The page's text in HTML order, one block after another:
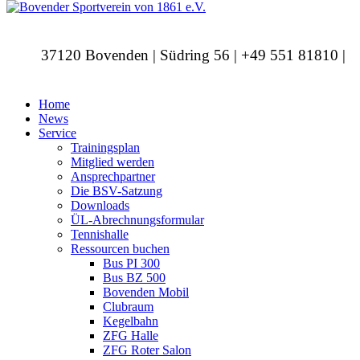
37120 Bovenden | Südring 56 | +49 551 81810 |
Home
News
Service
Trainingsplan
Mitglied werden
Ansprechpartner
Die BSV-Satzung
Downloads
ÜL-Abrechnungsformular
Tennishalle
Ressourcen buchen
Bus PI 300
Bus BZ 500
Bovenden Mobil
Clubraum
Kegelbahn
ZFG Halle
ZFG Roter Salon